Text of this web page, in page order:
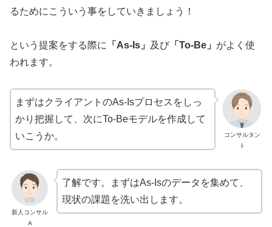
るためにこういう事をしていきましょう！
という提案をする際に 「As-Is」 及び 「To-Be」 がよく使
われます。
コンサルタン
ト
まずはクライアントのAs-Isプロセスをしっ
かり把握して、次にTo-Beモデルを作成して
いこうか。
新人コンサル
A
了解です。まずはAs-Isのデータを集めて、
現状の課題を洗い出します。